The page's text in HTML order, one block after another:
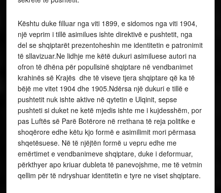
Kështu duke filluar nga viti 1899, e sidomos nga viti 1904,
një veprim i tillë asimilues ishte direktivë e pushtetit, nga
del se shqiptarët prezentoheshin me identitetin e patronimit
të sllavizuar.Ne lidhje me këtë dukuri asimiluese autori na
ofron të dhëna për popullsinë shqiptare në vendbanimet
krahinës së Krajës dhe të viseve tjera shqiptare që ka të
bëjë me vitet 1904 dhe 1905.Ndërsa një dukuri e tillë e
pushtetit nuk ishte aktive në qytetin e Ulqinit, sepse
pushteti si duket ne ketë mjedis ishte me i kujdesshëm, por
pas Luftës së Parë Botërore në rrethana të reja politike e
shoqërore edhe këtu kjo formë e asimilimit mori përmasa
shqetësuese. Në të njëjtën formë u vepru edhe me
emërtimet e vendbanimeve shqiptare, duke i deformuar,
përkthyer apo kriuar dubleta të panevojshme, me të vetmin
qellim për të ndryshuar identitetin e tyre ne viset shqiptare.